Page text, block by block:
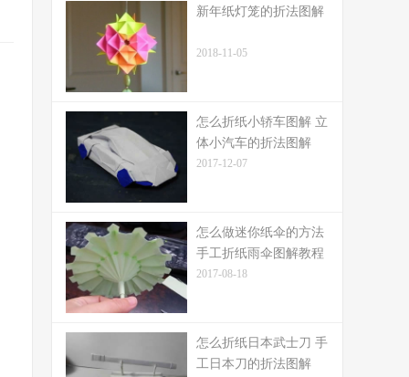
新年纸灯笼的折法图解
2018-11-05
怎么折纸小轿车图解 立
体小汽车的折法图解
2017-12-07
怎么做迷你纸伞的方法
手工折纸雨伞图解教程
2017-08-18
怎么折纸日本武士刀 手
工日本刀的折法图解